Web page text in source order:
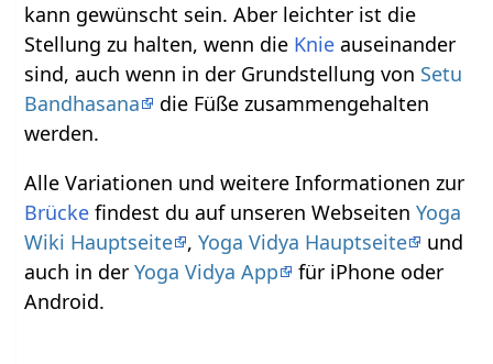
kann gewünscht sein. Aber leichter ist die
Stellung zu halten, wenn die Knie auseinander
sind, auch wenn in der Grundstellung von Setu
Bandhasana
die Füße zusammengehalten
werden.
Alle Variationen und weitere Informationen zur
Brücke findest du auf unseren WebseitenYoga
Wiki Hauptseite ,Yoga Vidya Hauptseite
und
auch in derYoga Vidya App
für iPhone oder
Android.